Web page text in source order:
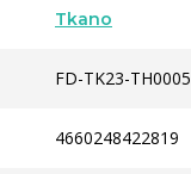
Tkano
FD-TK23-TH0005
4660248422819